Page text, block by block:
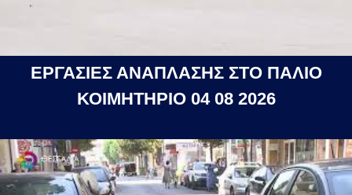
ΕΡΓΑΣΙΕΣ ΑΝΑΠΛΑΣΗΣ ΣΤΟ ΠΑΛΙΟ
ΚΟΙΜΗΤΗΡΙΟ 04 08 2026